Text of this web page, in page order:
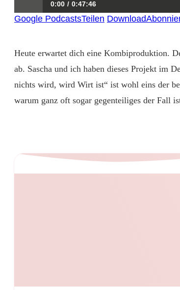
0:00 0:47:46
Google PodcastsTeilen Download
Heute erwartet dich eine Kombiproduktion.
ab. Sascha und ich haben dieses Projekt im
nichts wird, wird Wirt ist“ ist wohl eins der
warum ganz oft sogar gegenteiliges der Fall